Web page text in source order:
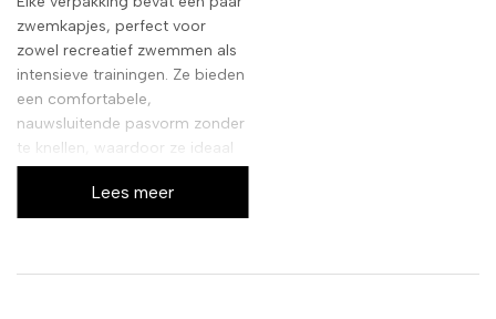
zwemkapjes, perfect voor
zowel recreatief zwemmen als
intensieve trainingen. Ze bieden
een comfortabele,
nauwsluitende pasvorm zonder
te knellen, waardoor ze ideaal
zijn voor langdurig gebruik.
Geniet van een zorgeloze duik,
keer op keer.
Lees meer